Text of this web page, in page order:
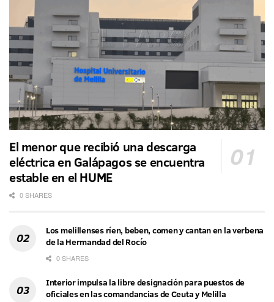
El menor que recibió una descarga
eléctrica en Galápagos se encuentra
estable en el HUME
0 SHARES
Los melillenses ríen, beben, comen y cantan en la verbena
de la Hermandad del Rocío
0 SHARES
Interior impulsa la libre designación para puestos de
oficiales en las comandancias de Ceuta y Melilla